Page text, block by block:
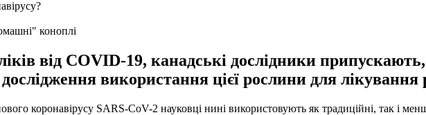
коноплі
від COVID-19, канадські дослідники
використання цієї рослини для
коронавірусу SARS-CoV-2 науковці нині використовують як традиційні, так і